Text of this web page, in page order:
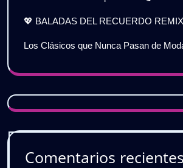
💖 BALADAS DEL RECUERDO
Los Clásicos que Nunca Pasan de
Comentarios recientes